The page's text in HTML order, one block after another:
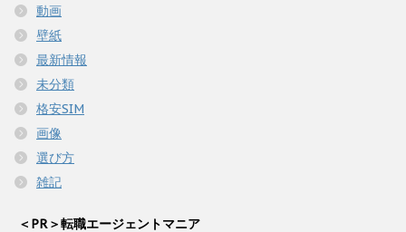
動画
壁紙
最新情報
未分類
格安SIM
画像
選び方
雑記
＜PR＞転職エージェントマニア